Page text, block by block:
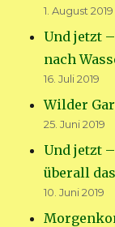
1. August 2019
Und jetzt
nach
16. Juli 2019
Wilder
25. Juni 2019
Und jetzt
überall
10. Juni 2019